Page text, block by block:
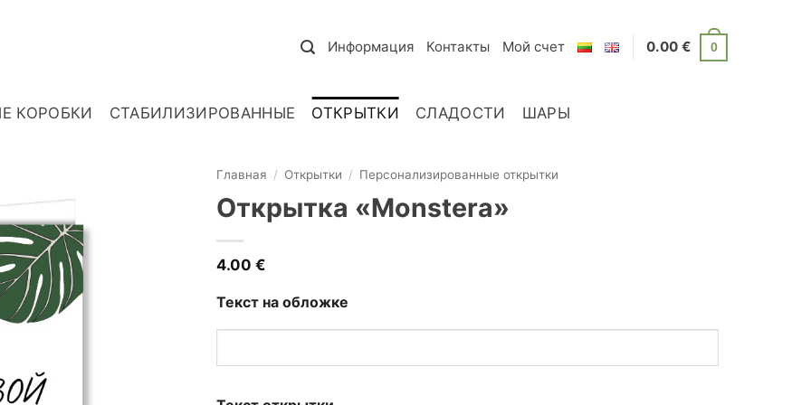
Информация Контакты Мой счет 0.00€ 0
КОРОБКИ СТАБИЛИЗИРОВАННЫЕ ОТКРЫТКИ СЛАДОСТИ ШАРЫ
Главная / Открытки / Персонализированные открытки
Открытка «Monstera»
4.00 €
Текст на обложке